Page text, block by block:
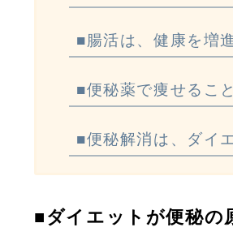
■腸活は、健康を増
■便秘薬で痩せるこ
■便秘解消は、ダイ
■ダイエットが便秘の